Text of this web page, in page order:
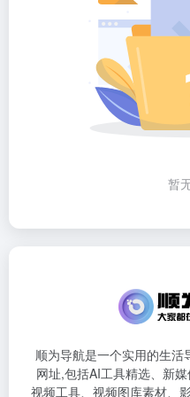
暂
顺为导航是一个实用的生
网址,包括AI工具精选、新
视频工具、视频图库素材、